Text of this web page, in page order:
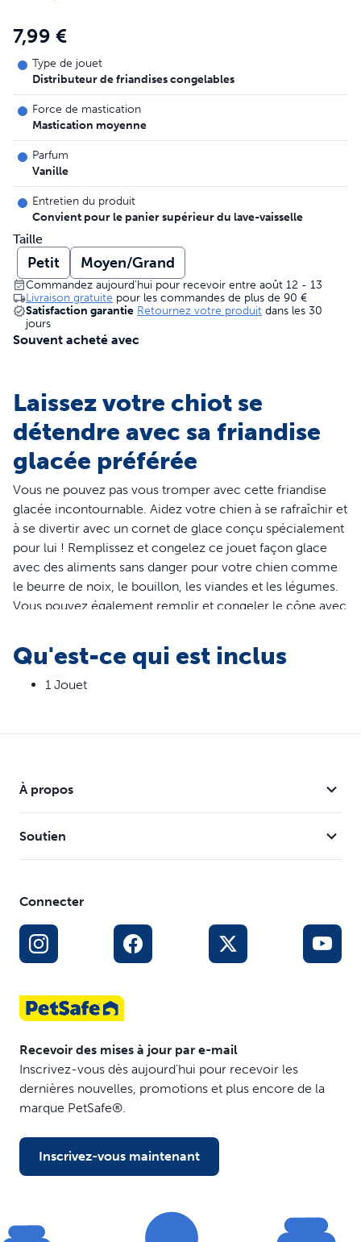
7,99 €
Type de jouet
Distributeur de friandises congelables
Force de mastication
Mastication moyenne
Parfum
Vanille
Entretien du produit
Convient pour le panier supérieur du lave-vaisselle
Taille
Petit Moyen/Grand
Commandez aujourd'hui pour recevoir entre août 12 - 13
Livraison gratuite pour les commandes de plus de 90 €
Satisfaction garantie Retournez votre produit dans les 30
jours
Souvent acheté avec
Laissez votre chiot se
détendre avec sa friandise
glacée préférée
Vous ne pouvez pas vous tromper avec cette friandise
glacée incontournable. Aidez votre chien à se rafraîchir et
à se divertir avec un cornet de glace conçu spécialement
pour lui ! Remplissez et congelez ce jouet façon glace
avec des aliments sans danger pour votre chien comme
le beurre de noix, le bouillon, les viandes et les légumes.
Vous pouvez également remplir et congeler le cône avec
alimentation progressive qu'il aura tout le loisir de
savourer. Le caoutchouc sans BPA est parfumé à la vanille
pour que votre chien reste heureux, même après que les
sécurité.
Caractéristiques
Combat l'ennui et atténue l'anxiété en gardant votre
chien occupé et engagé
chien pendant 20 à 30 minutes de jeu
En mastiquant les rainures et les crevasses, votre chien
nettoie ses dents et ses gencives
Le caoutchouc parfumé à la vanille est sans BPA
Taille petit adaptée aux chiens pesant entre 3,6 et 14 kg
; taille moyen/grand adaptée aux chiens pesant entre
Qu'est-ce qui est inclus
1 Jouet
À propos
Soutien
Connecter
Recevoir des mises à jour par e-mail
Inscrivez-vous dès aujourd'hui pour recevoir les
dernières nouvelles, promotions et plus encore de la
marque PetSafe®.
Inscrivez-vous maintenant